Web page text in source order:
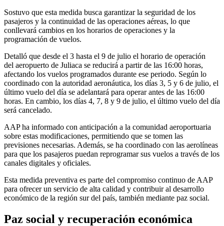
Sostuvo que esta medida busca garantizar la seguridad de los
pasajeros y la continuidad de las operaciones aéreas, lo que
conllevará cambios en los horarios de operaciones y la
programación de vuelos.
Detalló que desde el 3 hasta el 9 de julio el horario de operación
del aeropuerto de Juliaca se reducirá a partir de las 16:00 horas,
afectando los vuelos programados durante ese periodo. Según lo
coordinado con la autoridad aeronáutica, los días 3, 5 y 6 de julio, el
último vuelo del día se adelantará para operar antes de las 16:00
horas. En cambio, los días 4, 7, 8 y 9 de julio, el último vuelo del día
será cancelado.
AAP ha informado con anticipación a la comunidad aeroportuaria
sobre estas modificaciones, permitiendo que se tomen las
previsiones necesarias. Además, se ha coordinado con las aerolíneas
para que los pasajeros puedan reprogramar sus vuelos a través de los
canales digitales y oficiales.
Esta medida preventiva es parte del compromiso continuo de AAP
para ofrecer un servicio de alta calidad y contribuir al desarrollo
económico de la región sur del país, también mediante paz social.
Paz social y recuperación económica